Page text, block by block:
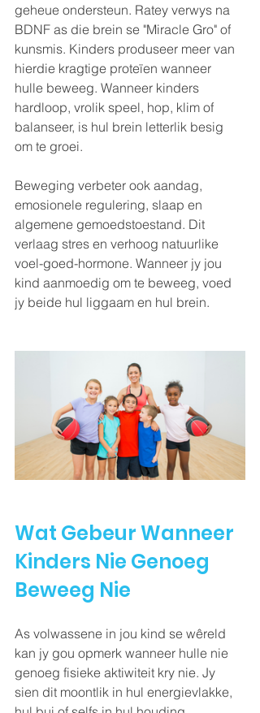
geheue ondersteun. Ratey verwys na
BDNF as die brein se "Miracle Gro" of
kunsmis. Kinders produseer meer van
hierdie kragtige proteïen wanneer
hulle beweeg. Wanneer kinders
hardloop, vrolik speel, hop, klim of
balanseer, is hul brein letterlik besig
om te groei.
Beweging verbeter ook aandag,
emosionele regulering, slaap en
algemene gemoedstoestand. Dit
verlaag stres en verhoog natuurlike
voel-goed-hormone. Wanneer jy jou
kind aanmoedig om te beweeg, voed
jy beide hul liggaam en hul brein.
Wat Gebeur Wanneer
Kinders Nie Genoeg
Beweeg Nie
As volwassene in jou kind se wêreld
kan jy gou opmerk wanneer hulle nie
genoeg fisieke aktiwiteit kry nie. Jy
sien dit moontlik in hul energievlakke,